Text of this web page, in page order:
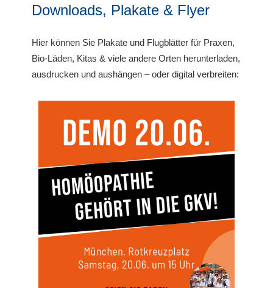
Downloads, Plakate & Flyer
Hier können Sie Plakate und Flugblätter für Praxen,
Bio-Läden, Kitas & viele andere Orten herunterladen,
ausdrucken und aushängen – oder digital verbreiten: